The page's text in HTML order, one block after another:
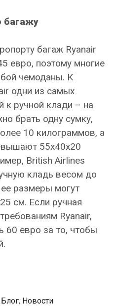
багажу
багаж Ryanair
евро, поэтому многие
чемоданы. К
одни из самых
к ручной клади – на
брать одну сумку,
10 килограммов, а
55x40x20
British Airlines
кладь весом до
размеры могут
см. Если ручная
Ryanair,
60 евро за то, чтобы
Блог, Новости